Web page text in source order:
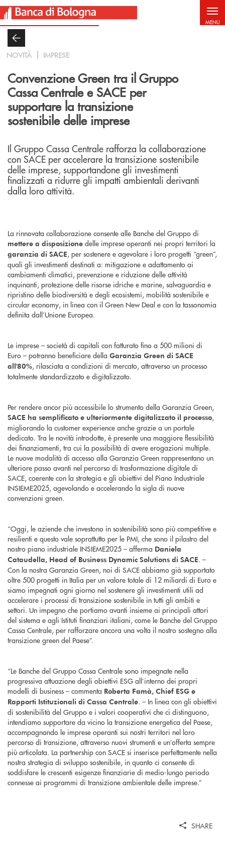
Salta al contenuto principale
MENU
NOVITÀ IMPRESE
Convenzione Green tra il Gruppo
Cassa Centrale e SACE per
supportare la transizione
sostenibile delle imprese
Il Gruppo Cassa Centrale rafforza la collaborazione
con SACE per accelerare la transizione sostenibile
delle imprese, supportandone gli investimenti
finalizzati a ridurre gli impatti ambientali derivanti
dalla loro attività.
La rinnovata collaborazione consente alle Banche del Gruppo di
mettere a disposizione delle imprese operanti nei propri territori la
garanzia di SACE, per sostenere e agevolare i loro progetti “green”,
quali gli investimenti destinati a: mitigazione e adattamento ai
cambiamenti climatici, prevenzione e riduzione delle attività
inquinanti, protezione delle risorse idriche e marine, salvaguardia e
ripristino delle biodiversità e degli ecosistemi, mobilità sostenibile e
circular economy, in linea con il Green New Deal e con la tassonomia
definita dall’Unione Europea.
Le imprese – società di capitali con fatturato fino a 500 milioni di
Euro – potranno beneficiare della Garanzia Green di SACE
all'80%, rilasciata a condizioni di mercato, attraverso un processo
totalmente standardizzato e digitalizzato.
Per rendere ancor più accessibile lo strumento della Garanzia Green,
SACE ha semplificato e ulteriormente digitalizzato il processo,
migliorando la customer experience anche grazie a un portale
dedicato. Tra le novità introdotte, è presente una maggiore flessibilità
dei finanziamenti, tra cui la possibilità di avere erogazioni multiple.
Le nuove modalità di accesso alla Garanzia Green rappresentano un
ulteriore passo avanti nel percorso di trasformazione digitale di
SACE, coerente con la strategia e gli obiettivi del Piano Industriale
INSIEME2025, agevolando e accelerando la sigla di nuove
convenzioni green.
“Oggi, le aziende che investono in sostenibilità sono più competitive e
resilienti e questo vale soprattutto per le PMI, che sono il pilastro del
nostro piano industriale INSIEME2025 – afferma Daniela
Cataudella, Head of Business Dynamic Solutions di SACE. –
Con la nostra Garanzia Green, noi di SACE abbiamo già supportato
oltre 500 progetti in Italia per un valore totale di 12 miliardi di Euro e
siamo impegnati ogni giorno nel sostenere gli investimenti utili ad
accelerare i processi di transizione sostenibile in tutti gli ambiti e
settori. Un impegno che portiamo avanti insieme ai principali attori
del sistema e agli Istituti finanziari italiani, come le Banche del Gruppo
Cassa Centrale, per rafforzare ancora una volta il nostro sostegno alla
transizione green del Paese”.
“Le Banche del Gruppo Cassa Centrale sono impegnate nella
progressiva attuazione degli obiettivi ESG all’interno dei propri
modelli di business – commenta Roberta Famà, Chief ESG e
Rapporti Istituzionali di Cassa Centrale. – In linea con gli obiettivi
di sostenibilità del Gruppo e i valori cooperativi che ci distinguono,
intendiamo supportare da vicino la transizione energetica del Paese,
accompagnando le imprese operanti sui nostri territori nel loro
percorso di transizione, attraverso nuovi strumenti e un’offerta sempre
più articolata. La partnership con SACE si inserisce perfettamente nella
nostra strategia di sviluppo sostenibile, in quanto ci consente di
soddisfare le crescenti esigenze finanziarie di medio-lungo periodo
connesse ai programmi di transizione ambientale delle imprese.”
SHARE